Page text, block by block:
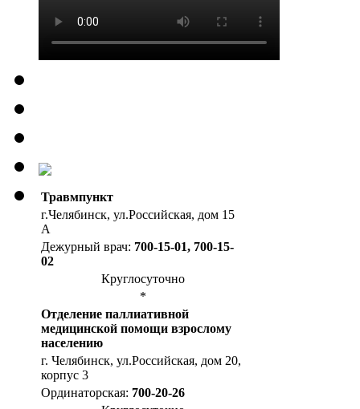
Травмпункт
г.Челябинск, ул.Российская, дом 15
А
Дежурный врач: 700-15-01, 700-15-
02
Круглосуточно
*
Отделение паллиативной
медицинской помощи взрослому
населению
г. Челябинск, ул.Российская, дом 20,
корпус 3
Ординаторская: 700-20-26